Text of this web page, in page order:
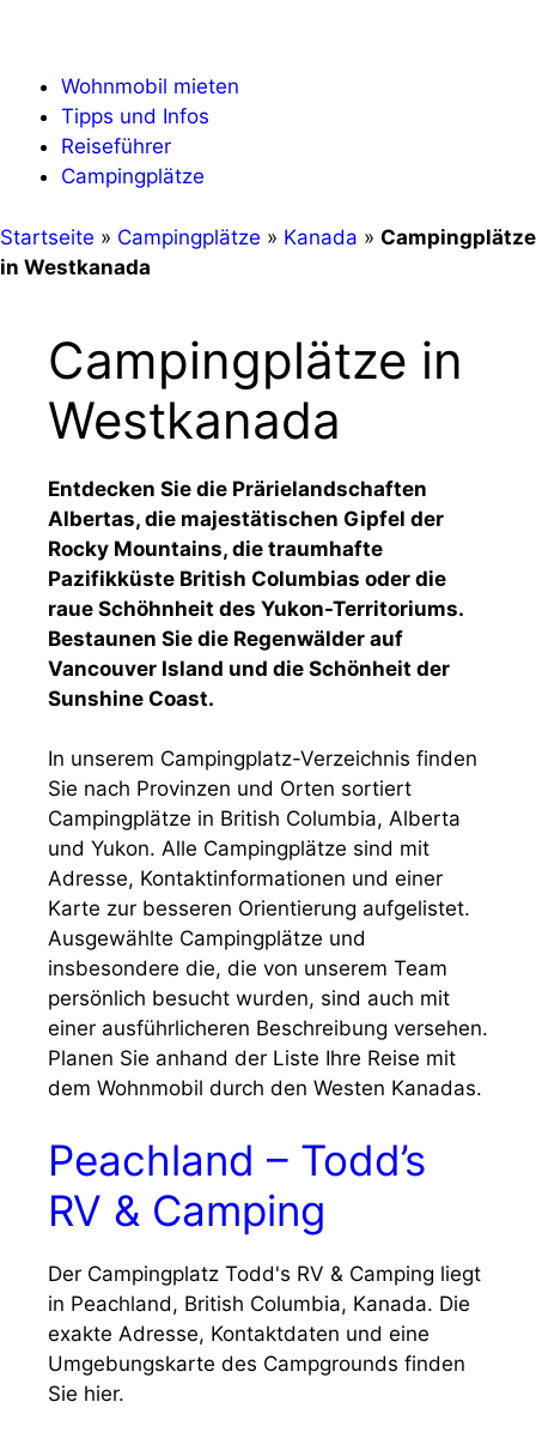
springen
Wohnmobil mieten
Tipps und Infos
Reiseführer
Campingplätze
Startseite » Campingplätze » Kanada » Campingplätze
in Westkanada
Campingplätze in
Westkanada
Entdecken Sie die Prärielandschaften
Albertas, die majestätischen Gipfel der
Rocky Mountains, die traumhafte
Pazifikküste British Columbias oder die
raue Schöhnheit des Yukon-Territoriums.
Bestaunen Sie die Regenwälder auf
Vancouver Island und die Schönheit der
Sunshine Coast.
In unserem Campingplatz-Verzeichnis finden
Sie nach Provinzen und Orten sortiert
Campingplätze in British Columbia, Alberta
und Yukon. Alle Campingplätze sind mit
Adresse, Kontaktinformationen und einer
Karte zur besseren Orientierung aufgelistet.
Ausgewählte Campingplätze und
insbesondere die, die von unserem Team
persönlich besucht wurden, sind auch mit
einer ausführlicheren Beschreibung versehen.
Planen Sie anhand der Liste Ihre Reise mit
dem Wohnmobil durch den Westen Kanadas.
Peachland – Todd’s
RV & Camping
Der Campingplatz Todd's RV & Camping liegt
in Peachland, British Columbia, Kanada. Die
exakte Adresse, Kontaktdaten und eine
Umgebungskarte des Campgrounds finden
Sie hier.